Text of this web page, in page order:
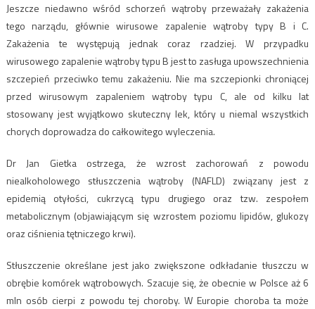
Jeszcze niedawno wśród schorzeń wątroby przeważały zakażenia
tego narządu, głównie wirusowe zapalenie wątroby typy B i C.
Zakażenia te występują jednak coraz rzadziej. W przypadku
wirusowego zapalenie wątroby typu B jest to zasługa upowszechnienia
szczepień przeciwko temu zakażeniu. Nie ma szczepionki chroniącej
przed wirusowym zapaleniem wątroby typu C, ale od kilku lat
stosowany jest wyjątkowo skuteczny lek, który u niemal wszystkich
chorych doprowadza do całkowitego wyleczenia.
Dr Jan Gietka ostrzega, że wzrost zachorowań z powodu
niealkoholowego stłuszczenia wątroby (NAFLD) związany jest z
epidemią otyłości, cukrzycą typu drugiego oraz tzw. zespołem
metabolicznym (objawiającym się wzrostem poziomu lipidów, glukozy
oraz ciśnienia tętniczego krwi).
Stłuszczenie określane jest jako zwiększone odkładanie tłuszczu w
obrębie komórek wątrobowych. Szacuje się, że obecnie w Polsce aż 6
mln osób cierpi z powodu tej choroby. W Europie choroba ta może